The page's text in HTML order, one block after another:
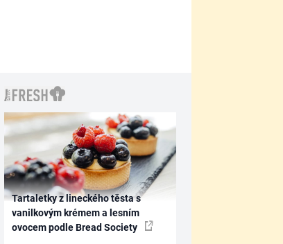
Tartaletky z lineckého těsta s
vanilkovým krémem a lesním
ovocem podle Bread Society